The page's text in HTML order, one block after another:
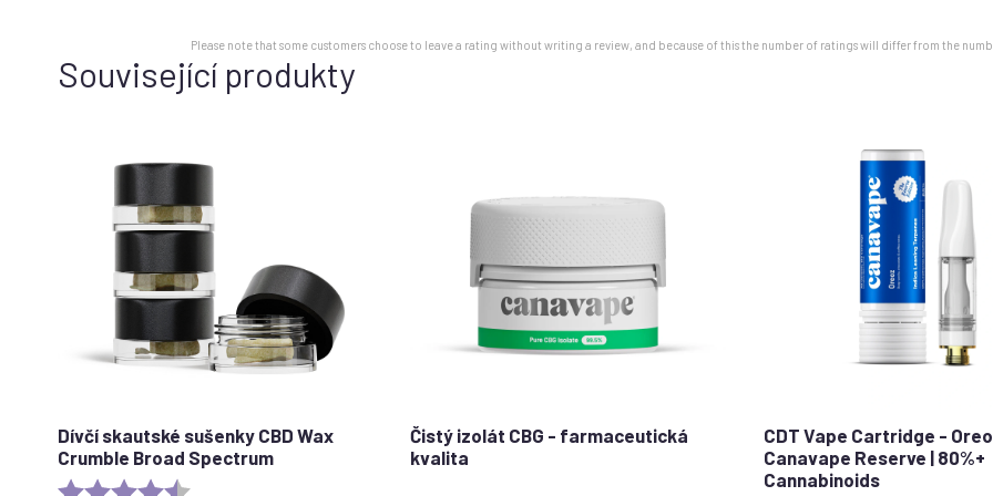
Please note that some customers choose to leave a rating without writing a review, and because of this the number of ratings will differ from the
Související produkty
Dívčí skautské sušenky CBD Wax
Crumble Broad Spectrum
Rating:
Čistý izolát CBG - farmaceutická
kvalita
CDT Vape Cartridge -
Canavape Reserve | 80%+
Cannabinoids